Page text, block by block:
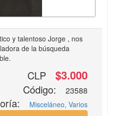
y talentoso Jorge , nos
de la búsqueda
CLP $3.000
Código: 23588
Misceláneo, Varios